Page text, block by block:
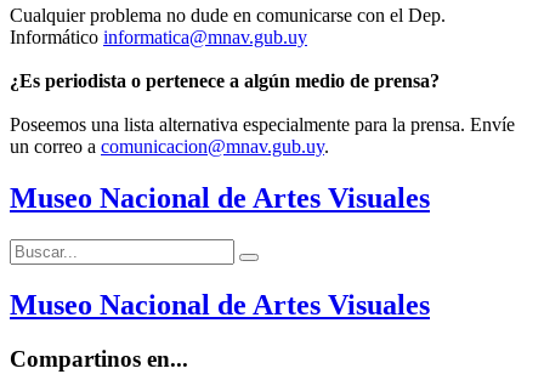
Cualquier problema no dude en comunicarse con el Dep.
Informático informatica@mnav.gub.uy
¿Es periodista o pertenece a algún medio de prensa?
Poseemos una lista alternativa especialmente para la prensa. Envíe
un correo a comunicacion@mnav.gub.uy.
Museo Nacional de Artes Visuales
Buscar:
Buscar
Museo Nacional de Artes Visuales
Compartinos en...